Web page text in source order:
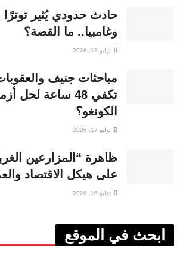
حادث حدودي يُثير توترًا
وغامبيا.. ما القصة؟
يوليو 18, 2026
مباحثات جنيف
تكفي 48 ساعة
الكونغو؟
يوليو 17, 2026
ظاهرة “المزارعين
على هيكل الاقتصاد
يوليو 16, 2026
ابحث في الموقع